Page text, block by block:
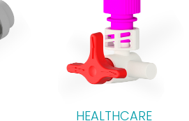
HEALTHCARE